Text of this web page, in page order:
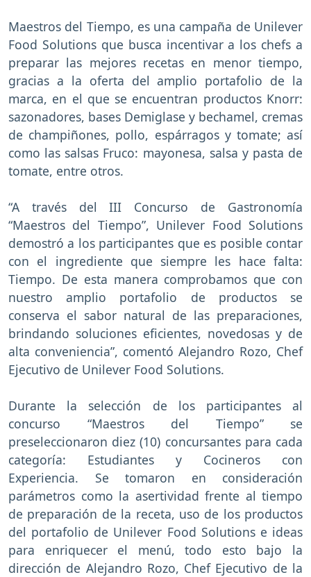
Maestros del Tiempo, es una campaña de Unilever
Food Solutions que busca incentivar a los chefs a
preparar las mejores recetas en menor tiempo,
gracias a la oferta del amplio portafolio de la
marca, en el que se encuentran productos Knorr:
sazonadores, bases Demiglase y bechamel, cremas
de champiñones, pollo, espárragos y tomate; así
como las salsas Fruco: mayonesa, salsa y pasta de
tomate, entre otros.
“A través del III Concurso de Gastronomía
“Maestros del Tiempo”, Unilever Food Solutions
demostró a los participantes que es posible contar
con el ingrediente que siempre les hace falta:
Tiempo. De esta manera comprobamos que con
nuestro amplio portafolio de productos se
conserva el sabor natural de las preparaciones,
brindando soluciones eficientes, novedosas y de
alta conveniencia”, comentó Alejandro Rozo, Chef
Ejecutivo de Unilever Food Solutions.
Durante la selección de los participantes al
concurso “Maestros del Tiempo” se
preseleccionaron diez (10) concursantes para cada
categoría: Estudiantes y Cocineros con
Experiencia. Se tomaron en consideración
parámetros como la asertividad frente al tiempo
de preparación de la receta, uso de los productos
del portafolio de Unilever Food Solutions e ideas
para enriquecer el menú, todo esto bajo la
dirección de Alejandro Rozo, Chef Ejecutivo de la